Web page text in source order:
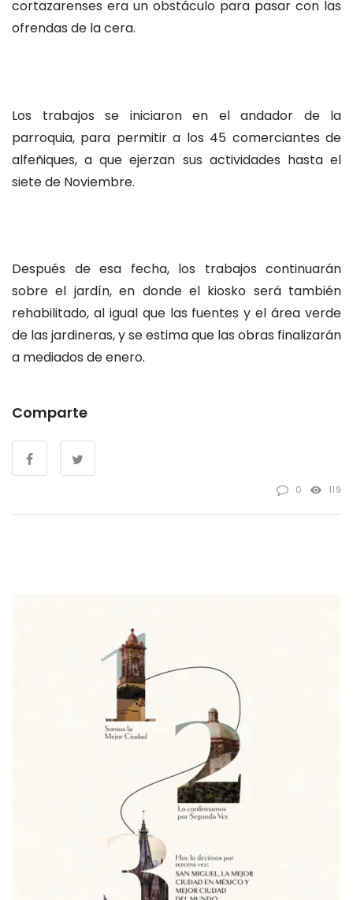
cortazarenses era un obstáculo para pasar con las
ofrendas de la cera.
Los trabajos se iniciaron en el andador de la
parroquia, para permitir a los 45 comerciantes de
alfeñiques, a que ejerzan sus actividades hasta el
siete de Noviembre.
Después de esa fecha, los trabajos continuarán
sobre el jardín, en donde el kiosko será también
rehabilitado, al igual que las fuentes y el área verde
de las jardineras, y se estima que las obras finalizarán
a mediados de enero.
Comparte
0 119